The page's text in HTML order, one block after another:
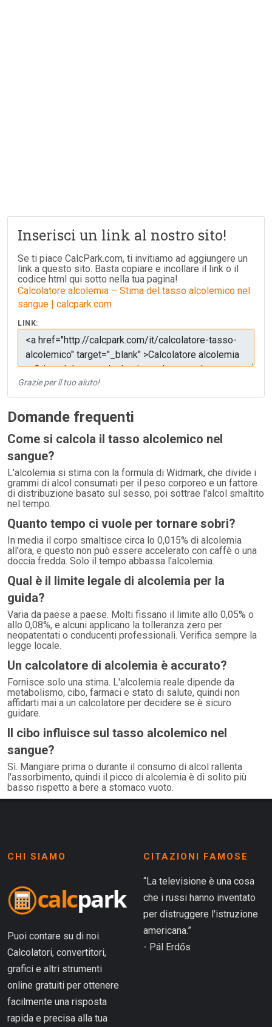
Inserisci un link al nostro sito!
Se ti piace CalcPark.com, ti invitiamo ad aggiungere un
link a questo sito. Basta copiare e incollare il link o il
codice html qui sotto nella tua pagina!
Calcolatore alcolemia – Stima del tasso alcolemico nel
sangue | calcpark.com
LINK:
Grazie per il tuo aiuto!
Domande frequenti
Come si calcola il tasso alcolemico nel
sangue?
L'alcolemia si stima con la formula di Widmark, che divide i
grammi di alcol consumati per il peso corporeo e un fattore
di distribuzione basato sul sesso, poi sottrae l'alcol smaltito
nel tempo.
Quanto tempo ci vuole per tornare sobri?
In media il corpo smaltisce circa lo 0,015% di alcolemia
all'ora, e questo non può essere accelerato con caffè o una
doccia fredda. Solo il tempo abbassa l'alcolemia.
Qual è il limite legale di alcolemia per la
guida?
Varia da paese a paese. Molti fissano il limite allo 0,05% o
allo 0,08%, e alcuni applicano la tolleranza zero per
neopatentati o conducenti professionali. Verifica sempre la
legge locale.
Un calcolatore di alcolemia è accurato?
Fornisce solo una stima. L'alcolemia reale dipende da
metabolismo, cibo, farmaci e stato di salute, quindi non
affidarti mai a un calcolatore per decidere se è sicuro
guidare.
Il cibo influisce sul tasso alcolemico nel
sangue?
Sì. Mangiare prima o durante il consumo di alcol rallenta
l'assorbimento, quindi il picco di alcolemia è di solito più
basso rispetto a bere a stomaco vuoto.
CHI SIAMO
Puoi contare su di noi.
Calcolatori, convertitori,
grafici e altri strumenti
online gratuiti per ottenere
facilmente una risposta
rapida e precisa alla tua
CITAZIONI FAMOSE
“La televisione è una cosa
che i russi hanno inventato
per distruggere l'istruzione
americana.”
- Pál Erdős